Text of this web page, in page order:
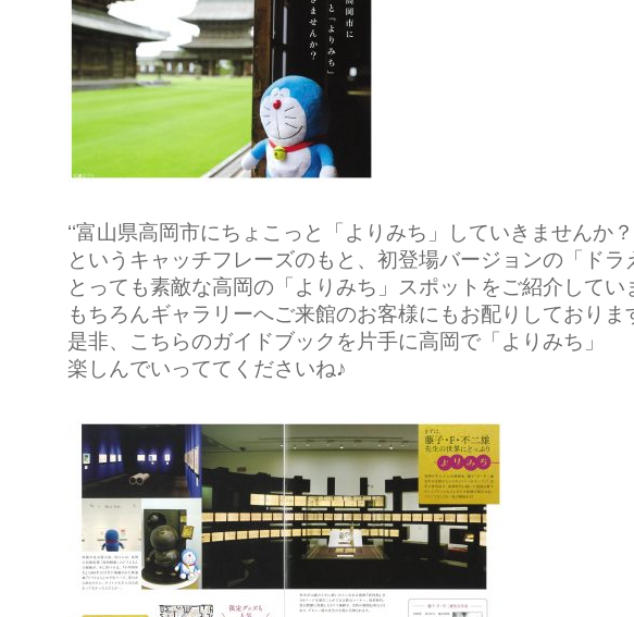
‘‘富山県高岡市にちょこっと「よりみち」していきませんか？
というキャッチフレーズのもと、初登場バージョンの「ドラ
とっても素敵な高岡の「よりみち」スポットをご紹介してい
もちろんギャラリーへご来館のお客様にもお配りしておりま
是非、こちらのガイドブックを片手に高岡で「よりみち」
楽しんでいっててくださいね♪